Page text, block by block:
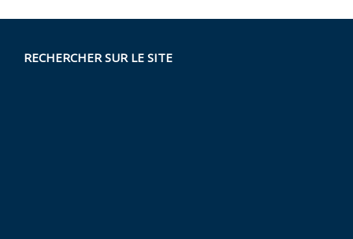
RECHERCHER SUR LE SITE